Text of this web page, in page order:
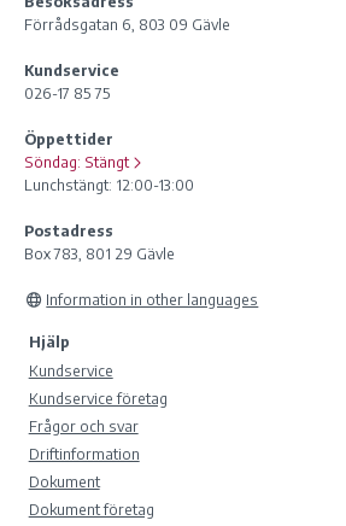
Förrådsgatan 6, 803 09 Gävle
Kundservice
026-17 85 75
Öppettider
Söndag: Stängt
Lunchstängt: 12:00-13:00
Postadress
Box 783, 801 29 Gävle
Information in other languages
Hjälp
Kundservice
Kundservice företag
Frågor och svar
Driftinformation
Dokument
Dokument företag